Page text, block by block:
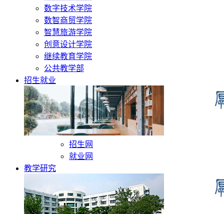
数字技术学院
数智商贸学院
智慧旅游学院
创意设计学院
继续教育学院
公共教学部
招生就业
招生网
就业网
教学研究